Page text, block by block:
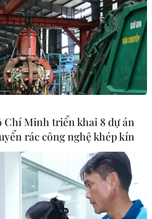
Chí Minh triển khai 8 dự án
rác công nghệ khép kín